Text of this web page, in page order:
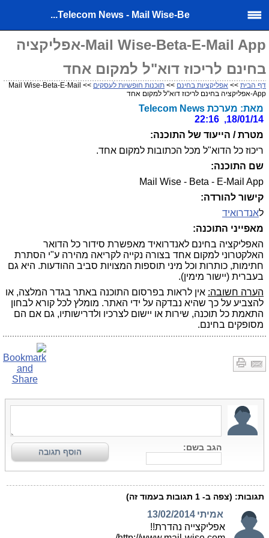
Telecom News - Mail Wise-Be...
Mail Wise-Beta-E-Mail App-אפליקציה
בחינם לריכוז דוא"ל למקום אחד
דף הבית >> אפליקציות בחינם >> תוכנות חופשיות לעסקים
>> Mail Wise-Beta-E-Mail
App-אפליקציה בחינם לריכוז דוא"ל למקום אחד
מאת: מערכת Telecom News
18/01/14, 22:16
מטרת / הייעוד של התוכנה:
ריכוז כל הדוא"ל מכל הכתובות למקום אחד.
שם התוכנה:
Mail Wise - Beta - E-Mail App
קישור להורדה:
לאנדרואיד
מאפייני התוכנה:
האפליקציה בחינם לאנדרואיד מאפשרת סידור כל הדואר
האלקטרוני למקום אחד בצורה נקייה לקריאה מהירה ע"י הסתרת
חתימות, כותרות וכל מיני תוספות המצויות סביב ההודעות. היא גם
בעברית (יישור מימין).
הערה חשובה: אין לראות בפרסום התוכנה באתר בגדר המלצה, או
להצביע על כך שהיא נבדקה על ידי האתר. מומלץ לכל קורא לבחון
התאמת כל תוכנה, שירות או יישום לצרכיו ולדרישותיו, גם אם הם
מסופקים בחינם.